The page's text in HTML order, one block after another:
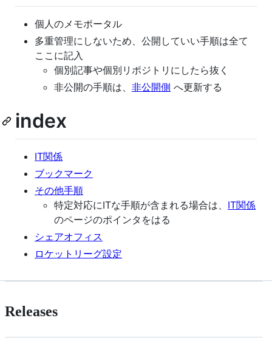
個人のメモポータル
多重管理にしないため、公開していい手順は全て
ここに記入
個別記事や個別リポジトリにしたら抜く
非公開の手順は、 非公開側 へ更新する
index
IT関係
ブックマーク
その他手順
特定対応にITな手順が含まれる場合は、 IT関係
のページのポインタをはる
シェアオフィス
ロケットリーグ設定
Releases